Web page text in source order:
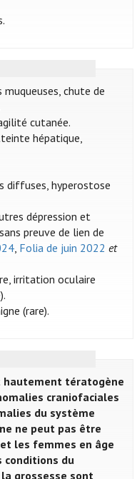
chute de
cutanée.
hépatique,
diffuses, hyperostose
dépression et
preuve de lien de
Folia de juin 2022 et
irritation oculaire
(rare).
hautement tératogène
craniofaciales
du système
ne peut pas être
les femmes en âge
conditions du
grossesse sont